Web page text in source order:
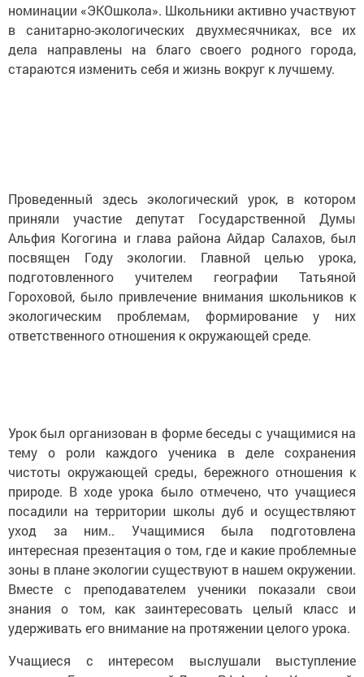
номинации «ЭКОшкола». Школьники активно участвуют
в санитарно-экологических двухмесячниках, все их
дела направлены на благо своего родного города,
стараются изменить себя и жизнь вокруг к лучшему.
Проведенный здесь экологический урок, в котором
приняли участие депутат Государственной Думы
Альфия Когогина и глава района Айдар Салахов, был
посвящен Году экологии. Главной целью урока,
подготовленного учителем географии Татьяной
Гороховой, было привлечение внимания школьников к
экологическим проблемам, формирование у них
ответственного отношения к окружающей среде.
Урок был организован в форме беседы с учащимися на
тему о роли каждого ученика в деле сохранения
чистоты окружающей среды, бережного отношения к
природе. В ходе урока было отмечено, что учащиеся
посадили на территории школы дуб и осуществляют
уход за ним.. Учащимися была подготовлена
интересная презентация о том, где и какие проблемные
зоны в плане экологии существуют в нашем окружении.
Вместе с преподавателем ученики показали свои
знания о том, как заинтересовать целый класс и
удерживать его внимание на протяжении целого урока.
Учащиеся с интересом выслушали выступление